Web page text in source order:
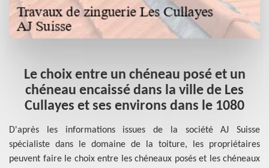
Le choix entre un chéneau posé et un
chéneau encaissé dans la ville de Les
Cullayes et ses environs dans le 1080
D'après les informations issues de la société AJ Suisse
spécialiste dans le domaine de la toiture, les propriétaires
peuvent faire le choix entre les chéneaux posés et les chéneaux